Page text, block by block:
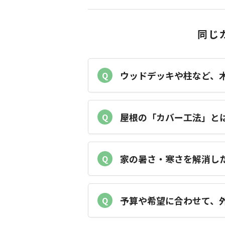
同じ
Q ウッドデッキや柱など、
Q 屋根の「カバー工法」と
Q 家の暑さ・寒さを解消し
Q 予算や希望に合わせて、